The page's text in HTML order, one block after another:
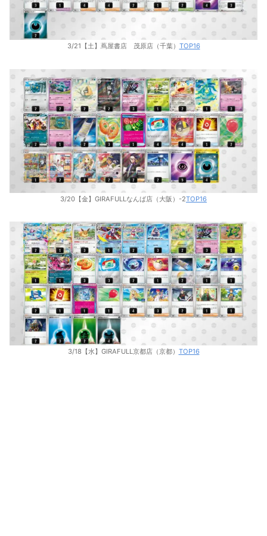
3/21【土】蔦屋書店 茂原店（千葉） TOP16
3/20【金】GIRAFULLなんば店（大阪）-2TOP16
3/18【水】GIRAFULL京都店（京都） TOP16